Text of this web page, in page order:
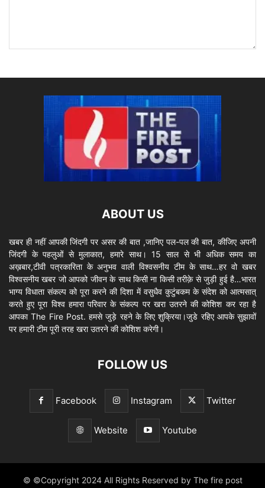
ABOUT US
खबर ही नहीं आपकी जिंदगी पर असर की बात ,जानिए पल-पल की बात, कीजिए अपनी
जिंदगी के पहलुओं से मुलाकात, हमारे साथ। 15 साल से भी अधिक समय का
अख़बार,टीवी पत्रकारिता के अनुभव वाली विश्वसनीय टीम के साथ…हर वो खबर
विश्वसनीय खबर जो आपको जीवन के साथ किसी ना किसी तरीक़े से जुड़ी हुई है…भारत
भाग्य विधाता संकल्प को पूरा करने की दिशा में वसुधैव कुटुंबकम के संदेश को आत्मसात्
करते हुए पूरा विश्व हमारा परिवार के संकल्प पर खरा उतरने की कोशिश कर रहा है
आपका The Fire Post. हमसे जुड़े रहने के लिए शुक्रिया।जुडे रहिए आपके सुझावों
पर हमारी टीम पूरी तरह खरा उतरने की कोशिश करेगी।
FOLLOW US
Facebook Instagram Twitter
Website Youtube
© ©Copyright 2024 All Rights Reserved by The fire post